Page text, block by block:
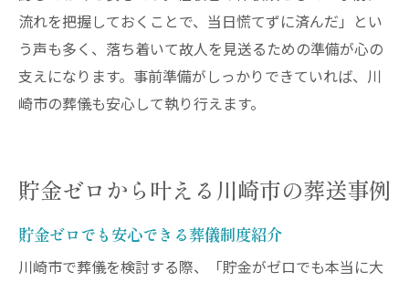
流れを把握しておくことで、当日慌てずに済んだ」とい
う声も多く、落ち着いて故人を見送るための準備が心の
支えになります。事前準備がしっかりできていれば、川
崎市の葬儀も安心して執り行えます。
貯金ゼロから叶える川崎市の葬送事例
貯金ゼロでも安心できる葬儀制度紹介
川崎市で葬儀を検討する際、「貯金がゼロでも本当に大